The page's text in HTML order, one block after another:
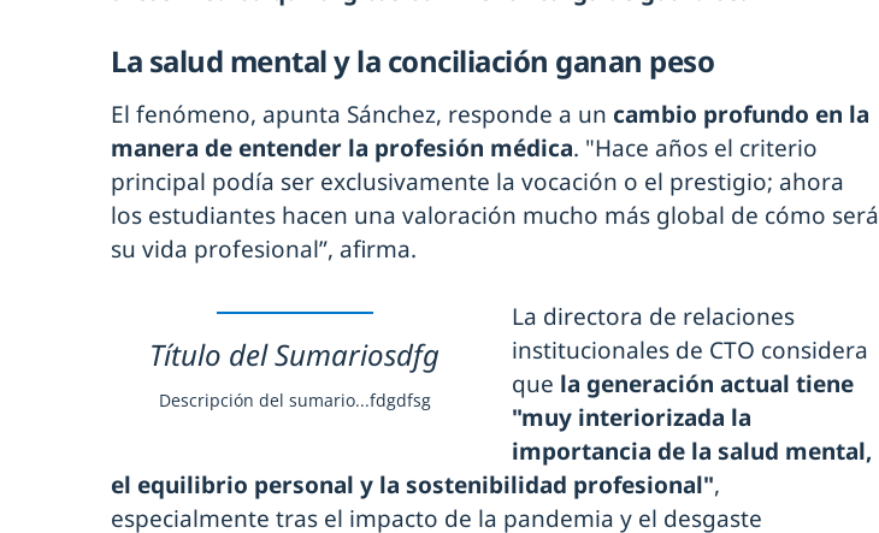
La salud mental y la conciliación ganan peso
El fenómeno, apunta Sánchez, responde a un cambio profundo en la
manera de entender la profesión médica. "Hace años el criterio
principal podía ser exclusivamente la vocación o el prestigio; ahora
los estudiantes hacen una valoración mucho más global de cómo será
su vida profesional”, afirma.
Título del Sumariosdfg
Descripción del sumario...fdgdfsg
La directora de relaciones
institucionales de CTO considera
que la generación actual tiene
"muy interiorizada la
importancia de la salud mental,
el equilibrio personal y la sostenibilidad profesional",
especialmente tras el impacto de la pandemia y el desgaste